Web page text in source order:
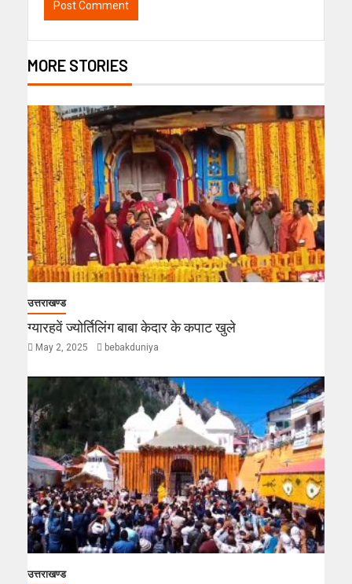
MORE STORIES
उत्तराखण्ड
ग्यारहवें ज्योर्तिलिंग बाबा केदार के कपाट खुले
May 2, 2025 bebakduniya
उत्तराखण्ड